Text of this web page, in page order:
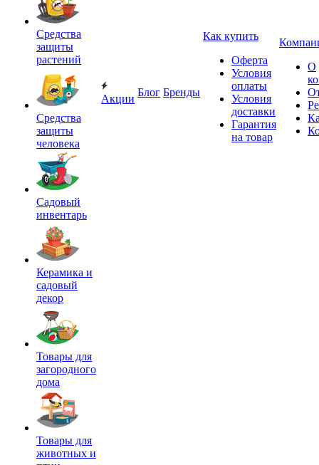
Средства
защиты
растений
Средства
защиты
человека
Садовый
инвентарь
Керамика и
садовый
декор
Товары для
загородного
дома
Товары для
животных и
Акции
Блог Бренды
Как купить
Оферта
Условия
оплаты
Условия
доставки
Гарантия
на товар
О